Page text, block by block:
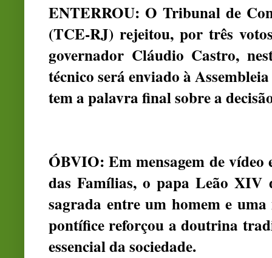
ENTERROU: O Tribunal de
(TCE-RJ) rejeitou, por três
governador Cláudio Castro,
técnico será enviado à
tem a palavra final sobre a
ÓBVIO: Em mensagem de vídeo
das Famílias, o papa Leão XIV
sagrada entre um homem e
pontífice reforçou a doutrina
essencial da sociedade.